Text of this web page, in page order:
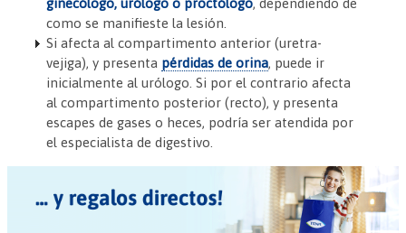
ginecólogo, urólogo o proctólogo, dependiendo de
como se manifieste la lesión.
Si afecta al compartimento anterior (uretra-
vejiga), y presenta pérdidas de orina, puede ir
inicialmente al urólogo. Si por el contrario afecta
al compartimento posterior (recto), y presenta
escapes de gases o heces, podría ser atendida por
el especialista de digestivo.